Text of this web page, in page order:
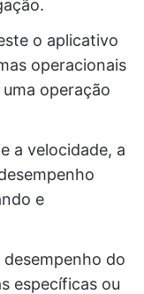
o aplicativo
operacionais
operação
a velocidade, a
e
do
específicas ou